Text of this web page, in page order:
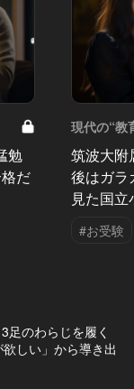
勉
だ
現代の“教
Vol.49
筑波大附
後はガラ
見た国
#お受験
足のわらじを履く
しい」から導き出